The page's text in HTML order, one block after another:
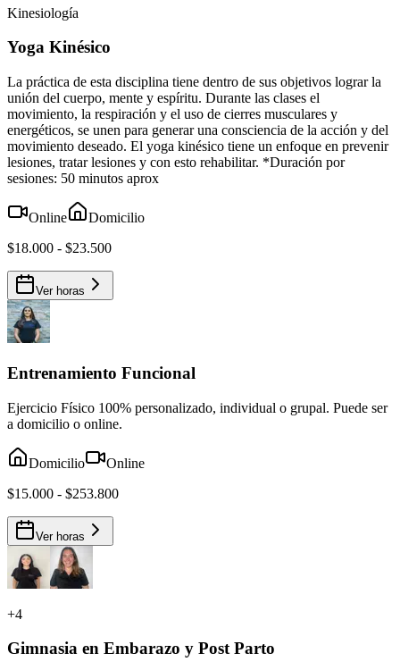
Kinesiología
Yoga Kinésico
La práctica de esta disciplina tiene dentro de sus objetivos lograr la
unión del cuerpo, mente y espíritu. Durante las clases el
movimiento, la respiración y el uso de cierres musculares y
energéticos, se unen para generar una consciencia de la acción y del
movimiento deseado. El yoga kinésico tiene un enfoque en prevenir
lesiones, tratar lesiones y con esto rehabilitar. *Duración por
sesiones: 50 minutos aprox
Online
Domicilio
$18.000 - $23.500
Ver horas
Entrenamiento Funcional
Ejercicio Físico 100% personalizado, individual o grupal. Puede ser
a domicilio o online.
Domicilio
Online
$15.000 - $253.800
Ver horas
+4
Gimnasia en Embarazo y Post Parto